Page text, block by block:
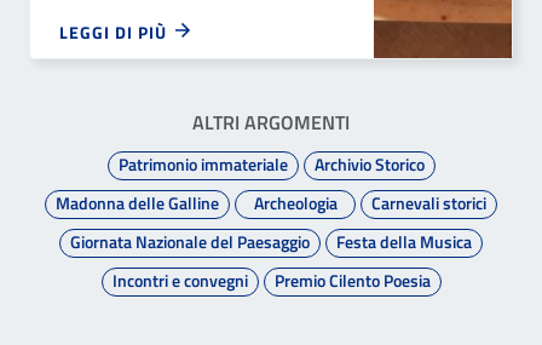
LEGGI DI PIÙ
ALTRI ARGOMENTI
Patrimonio immateriale
Archivio Storico
Madonna delle Galline
Archeologia
Carnevali storici
Giornata Nazionale del Paesaggio
Festa della Musica
Incontri e convegni
Premio Cilento Poesia